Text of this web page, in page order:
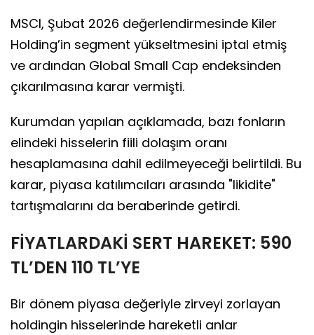
MSCI, Şubat 2026 değerlendirmesinde Kiler
Holding’in segment yükseltmesini iptal etmiş
ve ardından Global Small Cap endeksinden
çıkarılmasına karar vermişti.
Kurumdan yapılan açıklamada, bazı fonların
elindeki hisselerin fiili dolaşım oranı
hesaplamasına dahil edilmeyeceği belirtildi. Bu
karar, piyasa katılımcıları arasında "likidite"
tartışmalarını da beraberinde getirdi.
FİYATLARDAKİ SERT HAREKET: 590
TL’DEN 110 TL’YE
Bir dönem piyasa değeriyle zirveyi zorlayan
holdingin hisselerinde hareketli anlar